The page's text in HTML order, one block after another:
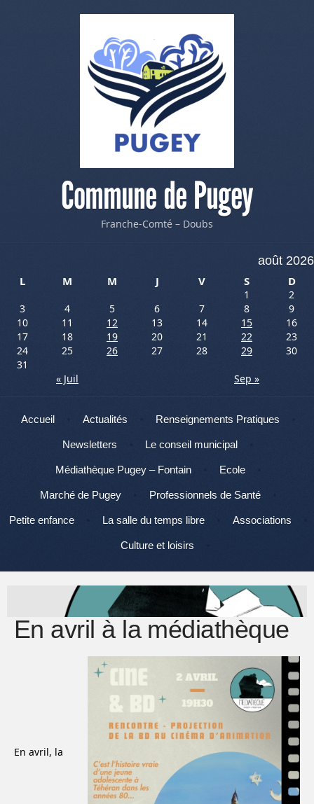
Commune de Pugey
Franche-Comté – Doubs
août 2026
L
M M J V S D
1
2
3
4 5 6 7 8
9
10
11 12 13 14 15
16
17
18 19 20 21 22
23
24
25 26 27 28 29
30
31
« Juil
Sep »
Menu
Aller au contenu
Accueil Actualités Renseignements Pratiques
Newsletters Le conseil municipal
Médiathèque Pugey – Fontain Ecole
Marché de Pugey Professionnels de Santé
Petite enfance La salle du temps libre Associations
Culture et loisirs
En avril à la médiathèque
En avril, la